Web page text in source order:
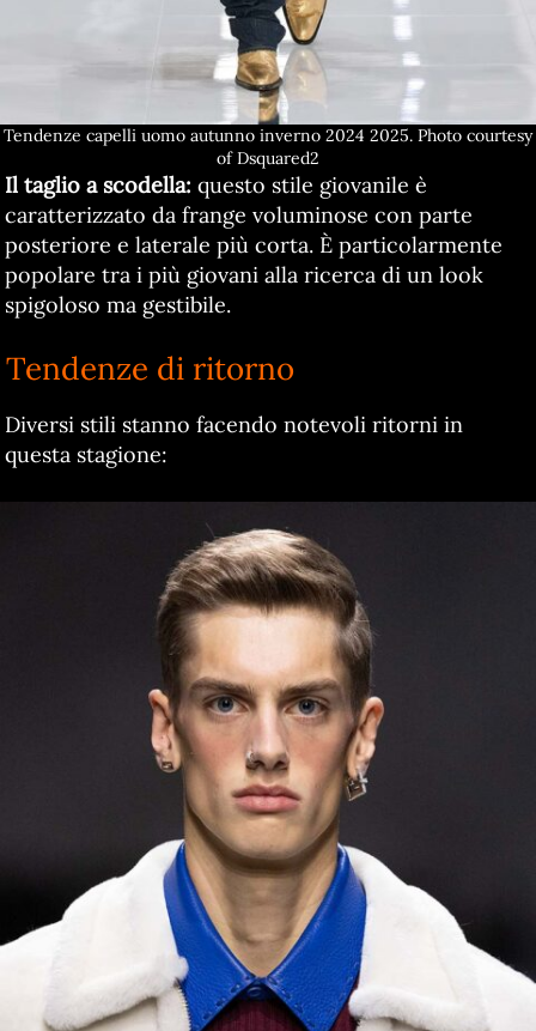
Tendenze capelli uomo autunno inverno 2024 2025. Photo courtesy
of Dsquared2
Il taglio a scodella: questo stile giovanile è
caratterizzato da frange voluminose con parte
posteriore e laterale più corta. È particolarmente
popolare tra i più giovani alla ricerca di un look
spigoloso ma gestibile.
Tendenze di ritorno
Diversi stili stanno facendo notevoli ritorni in
questa stagione: